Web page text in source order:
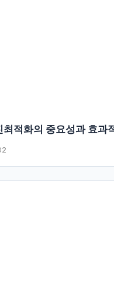
최적화의 중요성과 효과